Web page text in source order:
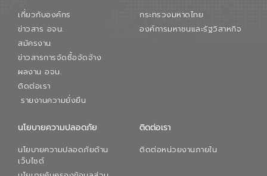
เกี่ยวกับองค์กร
ข่าวสาร อจน.
สมัครงาน
ข่าวสารการจัดซื้อจัดจ้าง
ผลงาน อจน.
ติดต่อเรา
รายงานความยั่งยืน
กระทรวงมหาดไทย
องค์การมหาชนและรัฐวิสาหกิจ
นโยบายความปลอดภัย
นโยบายความปลอดภัยด้าน
เว็บไซต์
ติดต่อเรา
ติดต่อหน่วยงานภายใน